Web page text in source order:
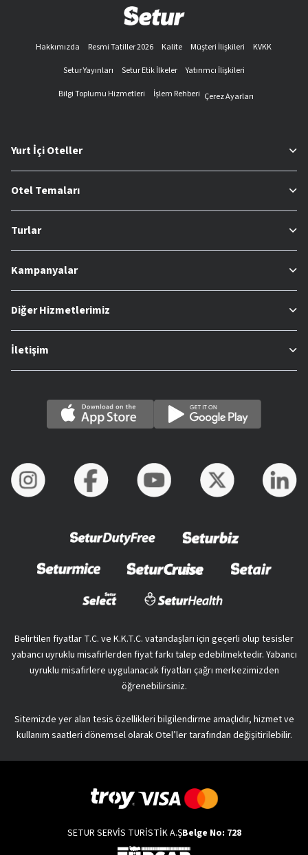
Hakkımızda Resmi Tatiller 2026 Kalite Müşteri İlişkileri
KVKK
Setur Yayınları
Setur Etik İlkeler
Yatırımcı İlişkileri
Bilgi Toplumu Hizmetleri
İşlem Rehberi Çerez Ayarları
Yurt İçi Oteller
Otel Temaları
Turlar
Kampanyalar
Diğer Hizmetlerimiz
İletişim
Belirtilen fiyatlar T.C. ve K.K.T.C. vatandaşları için geçerli olup tesisler
yabancı uyruklu misafirlerden fiyat farkı talep edebilmektedir. Yabancı
uyruklu misafirlere uygulanacak fiyatları çağrı merkezimizden
öğrenebilirsiniz.
Sitemizde yer alan tesis özellikleri bilgilendirme amaçlıdır, hizmet ve
kullanım saatleri dönemsel olarak Otel’ler tarafından değişitirilebilir.
SETUR SERVİS TURİSTİK A.ŞBelge No: 728